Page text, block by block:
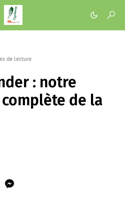
de lecture
: notre
de la